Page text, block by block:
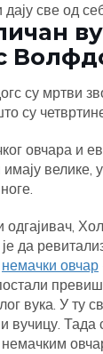
дају све од
су мртви
су
овчара и
да
немачки овчар
вука. У ту
вучицу.
немачким